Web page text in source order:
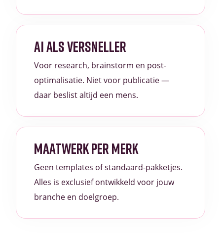
AI ALS VERSNELLER
Voor research, brainstorm en post-
optimalisatie. Niet voor publicatie —
daar beslist altijd een mens.
MAATWERK PER MERK
Geen templates of standaard-pakketjes.
Alles is exclusief ontwikkeld voor jouw
branche en doelgroep.